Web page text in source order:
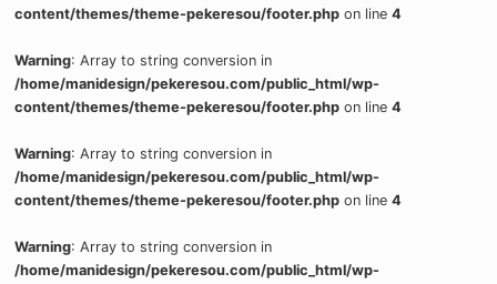
content/themes/theme-pekeresou/footer.php on line4
Warning: Array to string conversion in
/home/manidesign/pekeresou.com/public_html/wp-
content/themes/theme-pekeresou/footer.php on line4
Warning: Array to string conversion in
/home/manidesign/pekeresou.com/public_html/wp-
content/themes/theme-pekeresou/footer.php on line4
Warning: Array to string conversion in
/home/manidesign/pekeresou.com/public_html/wp-